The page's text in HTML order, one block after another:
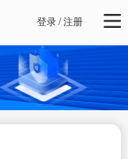
登录/注册